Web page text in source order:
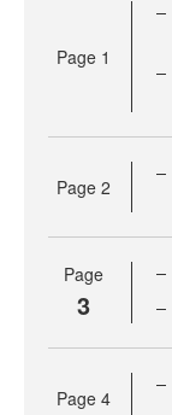
Page 1
Page 2
Page
3
Page 4